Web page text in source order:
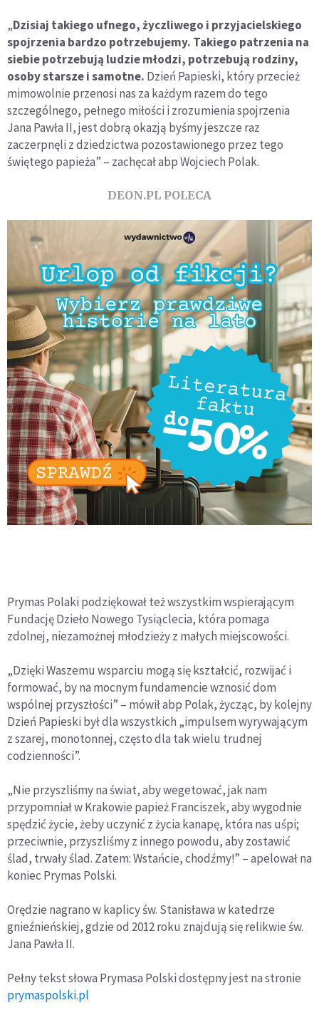
„Dzisiaj takiego ufnego, życzliwego i przyjacielskiego
spojrzenia bardzo potrzebujemy. Takiego patrzenia na
siebie potrzebują ludzie młodzi, potrzebują rodziny,
osoby starsze i samotne. Dzień Papieski, który przecież
mimowolnie przenosi nas za każdym razem do tego
szczególnego, pełnego miłości i zrozumienia spojrzenia
Jana Pawła II, jest dobrą okazją byśmy jeszcze raz
zaczerpnęli z dziedzictwa pozostawionego przez tego
świętego papieża” – zachęcał abp Wojciech Polak.
DEON.PL POLECA
Prymas Polaki podziękował też wszystkim wspierającym
Fundację Dzieło Nowego Tysiąclecia, która pomaga
zdolnej, niezamożnej młodzieży z małych miejscowości.
„Dzięki Waszemu wsparciu mogą się kształcić, rozwijać i
formować, by na mocnym fundamencie wznosić dom
wspólnej przyszłości” – mówił abp Polak, życząc, by kolejny
Dzień Papieski był dla wszystkich „impulsem wyrywającym
z szarej, monotonnej, często dla tak wielu trudnej
codzienności”.
„Nie przyszliśmy na świat, aby wegetować, jak nam
przypomniał w Krakowie papież Franciszek, aby wygodnie
spędzić życie, żeby uczynić z życia kanapę, która nas uśpi;
przeciwnie, przyszliśmy z innego powodu, aby zostawić
ślad, trwały ślad. Zatem: Wstańcie, chodźmy!” – apelował na
koniec Prymas Polski.
Orędzie nagrano w kaplicy św. Stanisława w katedrze
gnieźnieńskiej, gdzie od 2012 roku znajdują się relikwie św.
Jana Pawła II.
Pełny tekst słowa Prymasa Polski dostępny jest na stronie
prymaspolski.pl